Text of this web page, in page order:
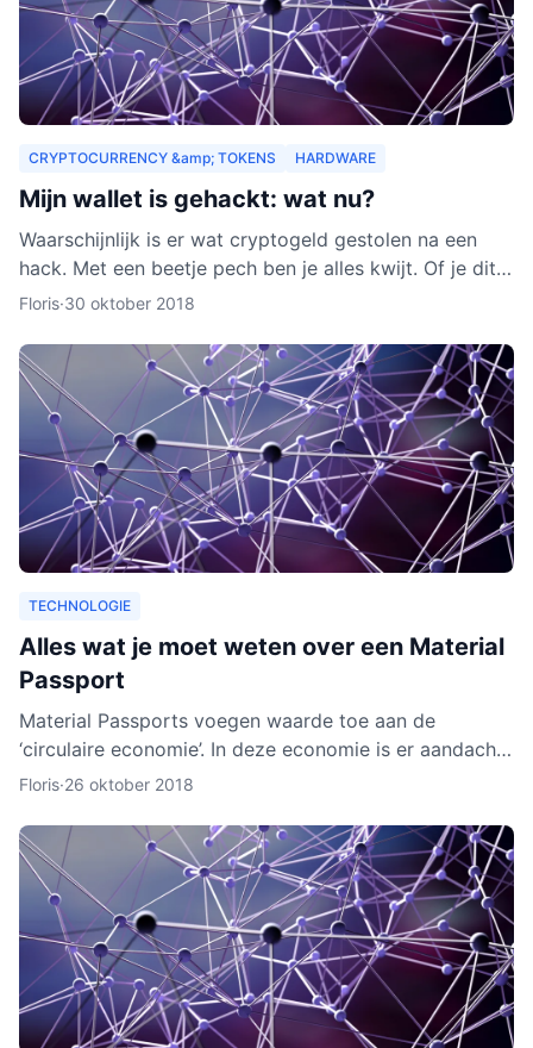
CRYPTOCURRENCY &amp; TOKENS HARDWARE
Mijn wallet is gehackt: wat nu?
Waarschijnlijk is er wat cryptogeld gestolen na een
hack. Met een beetje pech ben je alles kwijt. Of je dit
nog terug kunt krijgen, leggen we je uit in dit arti
Floris·30 oktober 2018
TECHNOLOGIE
Alles wat je moet weten over een Material
Passport
Material Passports voegen waarde toe aan de
‘circulaire economie’. In deze economie is er aandacht
voor het hergebruik van materialen. We gaan dan
Floris·26 oktober 2018